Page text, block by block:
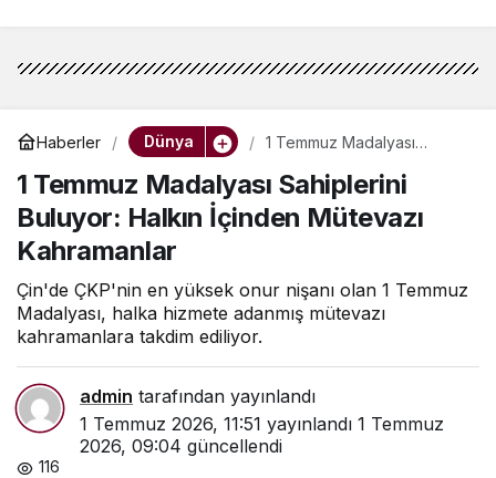
Haberler Dünya
1 Temmuz Madalyası
İçinden Mütevazı
Kahramanlar
1 Temmuz Madalyası Sahiplerini
Buluyor: Halkın İçinden Mütevazı
Kahramanlar
Çin'de ÇKP'nin en yüksek onur nişanı olan 1 Temmuz
Madalyası, halka hizmete adanmış mütevazı
kahramanlara takdim ediliyor.
admin tarafından yayınlandı
1 Temmuz 2026, 11:51 yayınlandı 1 Temmuz
2026, 09:04 güncellendi
116